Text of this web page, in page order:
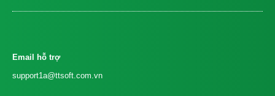
Email hỗ trợ
support1a@ttsoft.com.vn